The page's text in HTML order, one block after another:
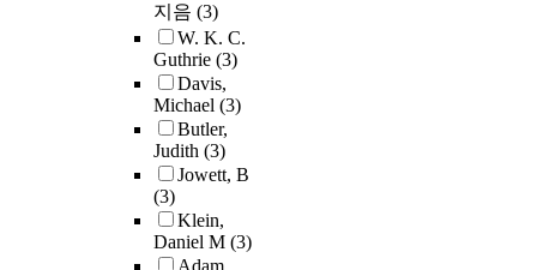
지음 (3)
W. K. C.
Guthrie (3)
Davis,
Michael (3)
Butler,
Judith (3)
Jowett, B
(3)
Klein,
Daniel M (3)